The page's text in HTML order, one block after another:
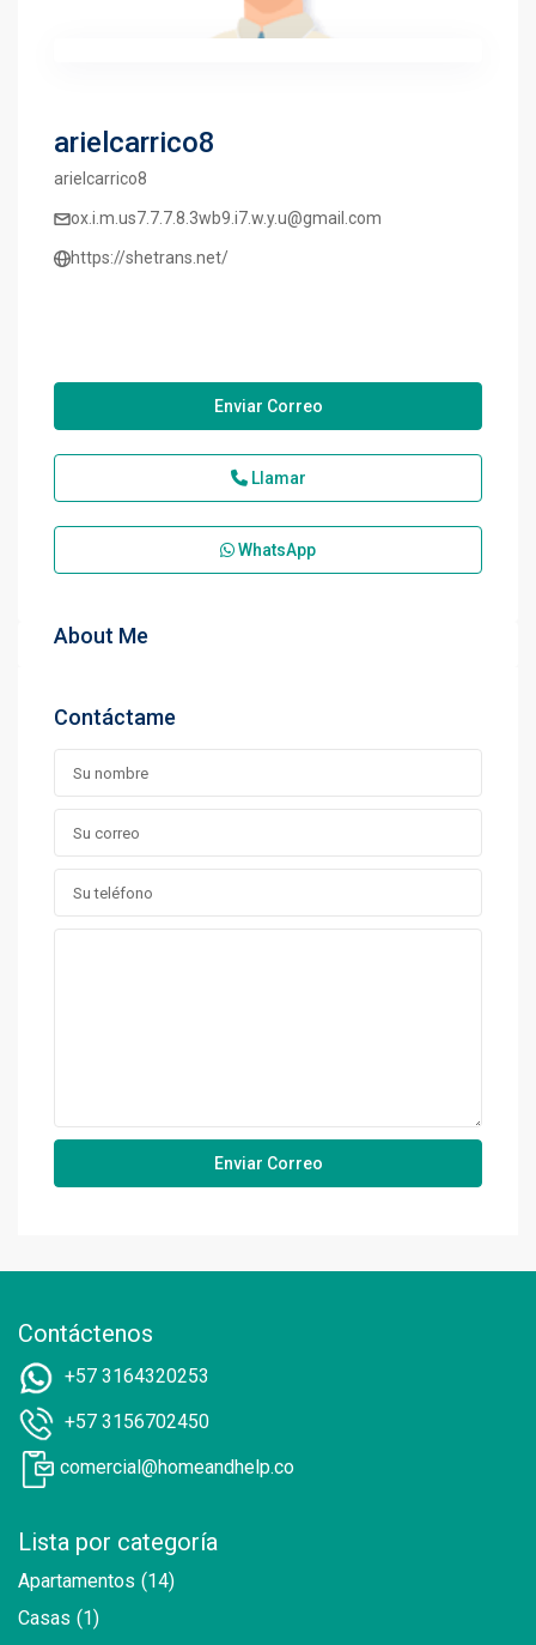
arielcarrico8
arielcarrico8
ox.i.m.us7.7.7.8.3wb9.i7.w.y.u@gmail.com
https://shetrans.net/
Enviar Correo
Llamar
WhatsApp
About Me
Contáctame
Contáctenos
+57 3164320253
+57 3156702450
comercial@homeandhelp.co
Lista por categoría
Apartamentos (14)
Casas (1)